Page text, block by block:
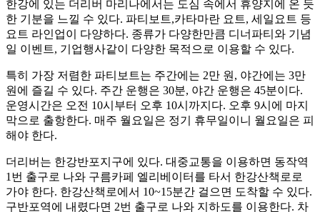
한강에 있는 더리버 마리나에서는 도심 속에서 휴양지에 온 듯
한 기분을 느낄 수 있다. 파티보트,카타마란 요트, 세일요트 등
요트 라인업이 다양하다. 종류가 다양한만큼 디너파티와 기념
일 이벤트, 기업행사같이 다양한 목적으로 이용할 수 있다.
특히 가장 저렴한 파티보트는 주간에는 2만 원, 야간에는 3만
원에 즐길 수 있다. 주간 운행은 30분, 야간 운행은 45분이다.
운영시간은 오전 10시부터 오후 10시까지다. 오후 9시에 마지
막으로 출항한다. 매주 월요일은 정기 휴무일이니 월요일은 피
해야 한다.
더리버는 한강반포지구에 있다. 대중교통을 이용하면 동작역
1번 출구로 나와 구름카페 엘리베이터를 타서 한강산책로로
가야 한다. 한강산책로에서 10~15분간 걸으면 도착할 수 있다.
구반포역에 내렸다면 2번 출구로 나와 지하도를 이용한다. 차